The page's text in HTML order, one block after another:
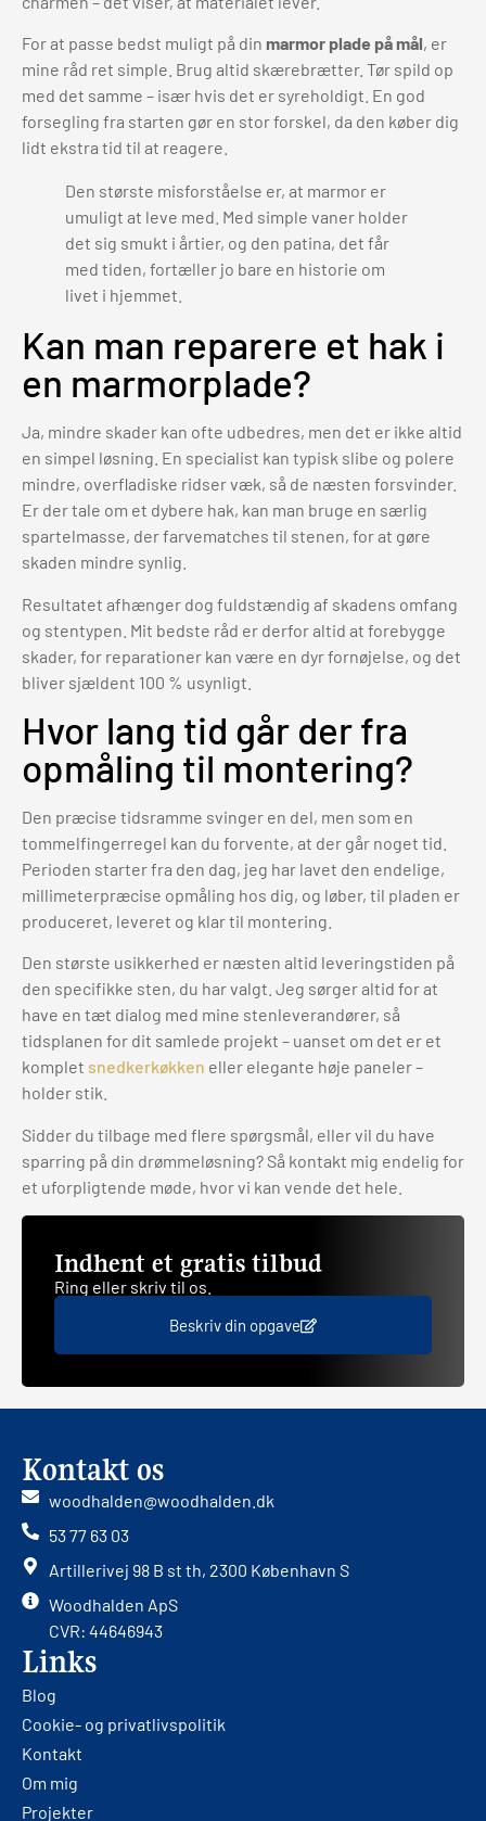
For at passe bedst muligt på din marmor plade på mål, er
mine råd ret simple. Brug altid skærebrætter. Tør spild op
med det samme – især hvis det er syreholdigt. En god
forsegling fra starten gør en stor forskel, da den køber dig
lidt ekstra tid til at reagere.
Den største misforståelse er, at marmor er
umuligt at leve med. Med simple vaner holder
det sig smukt i årtier, og den patina, det får
med tiden, fortæller jo bare en historie om
livet i hjemmet.
Kan man reparere et hak i
en marmorplade?
Ja, mindre skader kan ofte udbedres, men det er ikke altid
en simpel løsning. En specialist kan typisk slibe og polere
mindre, overfladiske ridser væk, så de næsten forsvinder.
Er der tale om et dybere hak, kan man bruge en særlig
spartelmasse, der farvematches til stenen, for at gøre
skaden mindre synlig.
Resultatet afhænger dog fuldstændig af skadens omfang
og stentypen. Mit bedste råd er derfor altid at forebygge
skader, for reparationer kan være en dyr fornøjelse, og det
bliver sjældent 100 % usynligt.
Hvor lang tid går der fra
opmåling til montering?
Den præcise tidsramme svinger en del, men som en
tommelfingerregel kan du forvente, at der går noget tid.
Perioden starter fra den dag, jeg har lavet den endelige,
millimeterpræcise opmåling hos dig, og løber, til pladen er
produceret, leveret og klar til montering.
Den største usikkerhed er næsten altid leveringstiden på
den specifikke sten, du har valgt. Jeg sørger altid for at
have en tæt dialog med mine stenleverandører, så
tidsplanen for dit samlede projekt – uanset om det er et
komplet snedkerkøkken eller elegante høje paneler –
holder stik.
Sidder du tilbage med flere spørgsmål, eller vil du have
sparring på din drømmeløsning? Så kontakt mig endelig for
et uforpligtende møde, hvor vi kan vende det hele.
Indhent et gratis tilbud
Ring eller skriv til os.
Beskriv din opgave
Kontakt os
woodhalden@woodhalden.dk
53 77 63 03
Artillerivej 98 B st th, 2300 København S
Woodhalden ApS
CVR: 44646943
Links
Blog
Cookie- og privatlivspolitik
Kontakt
Om mig
Projekter